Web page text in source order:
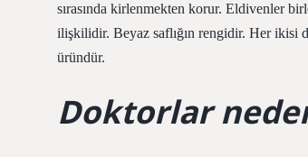
sırasında kirlenmekten korur. Eldivenler
ilişkilidir. Beyaz saflığın rengidir. Her ikisi
üründür.
Doktorlar